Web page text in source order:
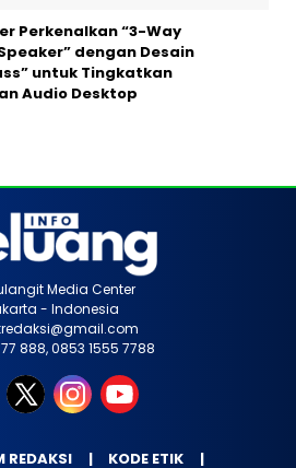
Perkenalkan “3-Way
dengan Desain
untuk Tingkatkan
Audio Desktop
Media Center
- Indonesia
888, 0853 1555 7788
REDAKSI
KODE ETIK